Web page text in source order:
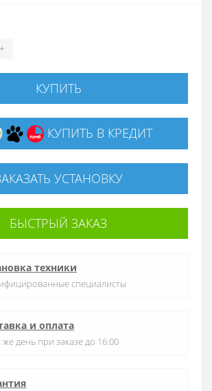
+
КУПИТЬ
КУПИТЬ В КРЕДИТ
УСТАНОВКУ
БЫСТРЫЙ ЗАКАЗ
техники
специалисты
и оплата
же день при заказе до 16:00